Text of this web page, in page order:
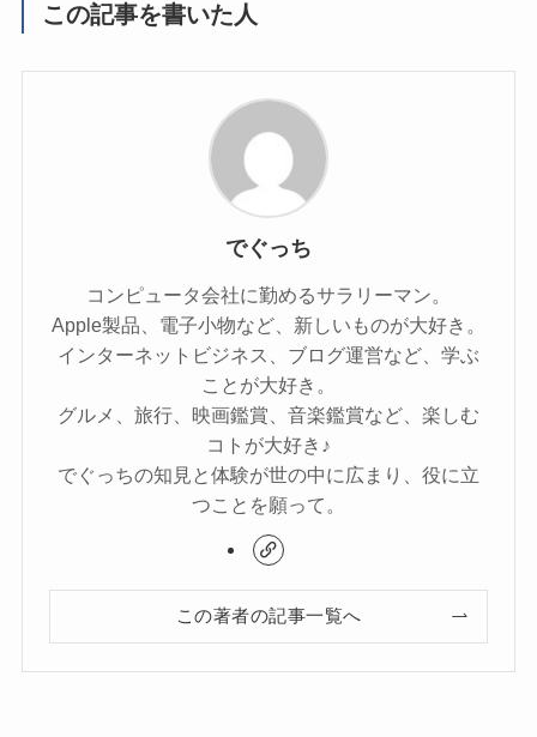
この記事を書いた人
でぐっち
コンピュータ会社に勤めるサラリーマン。
Apple製品、電子小物など、新しいものが大好き。
インターネットビジネス、ブログ運営など、学ぶ
ことが大好き。
グルメ、旅行、映画鑑賞、音楽鑑賞など、楽しむ
コトが大好き♪
でぐっちの知見と体験が世の中に広まり、役に立
つことを願って。
この著者の記事一覧へ